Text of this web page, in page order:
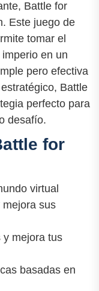
Battle for
Este juego de
tomar el
en un
pero efectiva
Battle
perfecto para
desafío.
for
virtual
mejora sus
y mejora tus
basadas en